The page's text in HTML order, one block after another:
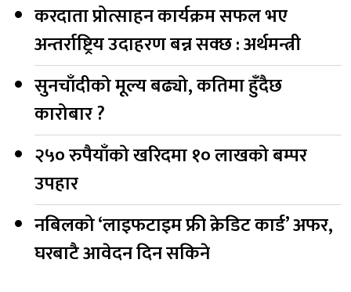
करदाता प्रोत्साहन कार्यक्रम सफल भए
अन्तर्राष्ट्रिय उदाहरण बन्न सक्छ : अर्थमन्त्री
सुनचाँदीको मूल्य बढ्यो, कतिमा हुँदैछ
कारोबार ?
२५० रुपैयाँको खरिदमा १० लाखको बम्पर
उपहार
नबिलको ‘लाइफटाइम फ्री क्रेडिट कार्ड’ अफर,
घरबाटै आवेदन दिन सकिने